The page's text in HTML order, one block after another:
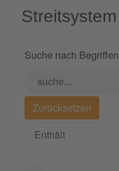
Streitsystem
Suche nach Begriffen